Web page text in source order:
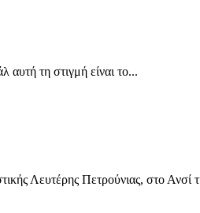
τη στιγμή είναι το...
Λευτέρης Πετρούνιας, στο Ανσί